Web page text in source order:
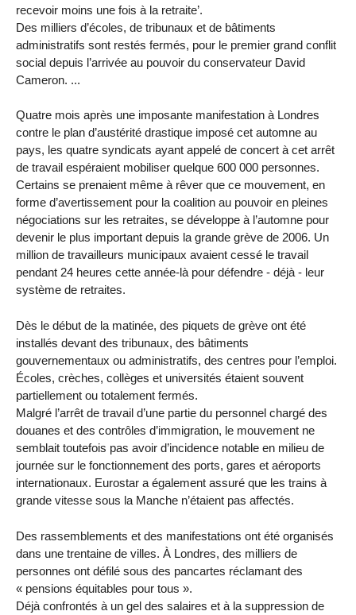
recevoir moins une fois à la retraite’.
Des milliers d’écoles, de tribunaux et de bâtiments
administratifs sont restés fermés, pour le premier grand conflit
social depuis l’arrivée au pouvoir du conservateur David
Cameron. ...
Quatre mois après une imposante manifestation à Londres
contre le plan d’austérité drastique imposé cet automne au
pays, les quatre syndicats ayant appelé de concert à cet arrêt
de travail espéraient mobiliser quelque 600 000 personnes.
Certains se prenaient même à rêver que ce mouvement, en
forme d’avertissement pour la coalition au pouvoir en pleines
négociations sur les retraites, se développe à l’automne pour
devenir le plus important depuis la grande grève de 2006. Un
million de travailleurs municipaux avaient cessé le travail
pendant 24 heures cette année-là pour défendre - déjà - leur
système de retraites.
Dès le début de la matinée, des piquets de grève ont été
installés devant des tribunaux, des bâtiments
gouvernementaux ou administratifs, des centres pour l’emploi.
Écoles, crèches, collèges et universités étaient souvent
partiellement ou totalement fermés.
Malgré l’arrêt de travail d’une partie du personnel chargé des
douanes et des contrôles d’immigration, le mouvement ne
semblait toutefois pas avoir d’incidence notable en milieu de
journée sur le fonctionnement des ports, gares et aéroports
internationaux. Eurostar a également assuré que les trains à
grande vitesse sous la Manche n’étaient pas affectés.
Des rassemblements et des manifestations ont été organisés
dans une trentaine de villes. À Londres, des milliers de
personnes ont défilé sous des pancartes réclamant des
« pensions équitables pour tous ».
Déjà confrontés à un gel des salaires et à la suppression de